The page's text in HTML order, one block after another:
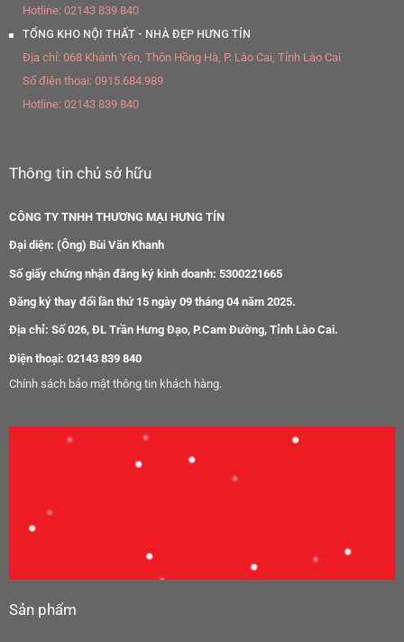
Hotline: 02143 839 840
TỔNG KHO NỘI THẤT - NHÀ ĐẸP HƯNG TÍN
Địa chỉ: 068 Khánh Yên, Thôn Hồng Hà, P. Lào Cai, Tỉnh Lào Cai
Số điện thoại: 0915.684.989
Hotline: 02143 839 840
Thông tin chủ sở hữu
CÔNG TY TNHH THƯƠNG MẠI HƯNG TÍN
Đại diện: (Ông) Bùi Văn Khanh
Số giấy chứng nhận đăng ký kinh doanh: 5300221665
Đăng ký thay đổi lần thứ 15 ngày 09 tháng 04 năm 2025.
Địa chỉ: Số 026, ĐL Trần Hưng Đạo, P.Cam Đường, Tỉnh Lào Cai.
Điện thoại: 02143 839 840
Chính sách bảo mật thông tin khách hàng.
Sản phẩm